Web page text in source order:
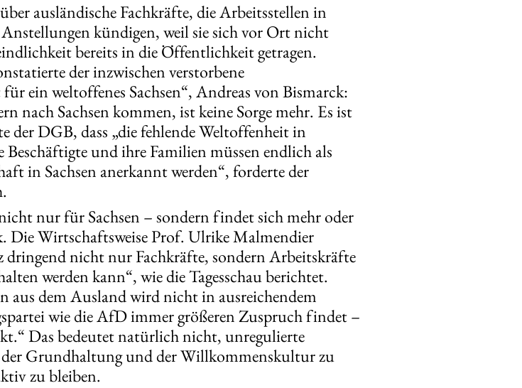
ausländische Fachkräfte, die Arbeitsstellen in
kündigen, weil sie sich vor Ort nicht
bereits in die Öffentlichkeit getragen.
der inzwischen verstorbene
ein weltoffenes Sachsen“, Andreas von Bismarck:
nach Sachsen kommen, ist keine Sorge mehr. Es ist
der DGB, dass „die fehlende Weltoffenheit in
Beschäftigte und ihre Familien müssen endlich als
in Sachsen anerkannt werden“, forderte der
nur für Sachsen – sondern findet sich mehr oder
Die Wirtschaftsweise Prof. Ulrike Malmendier
dringend nicht nur Fachkräfte, sondern Arbeitskräfte
werden kann“, wie die Tagesschau berichtet.
dem Ausland wird nicht in ausreichendem
wie die AfD immer größeren Zuspruch findet –
Das bedeutet natürlich nicht, unregulierte
Grundhaltung und der Willkommenskultur zu
zu bleiben.